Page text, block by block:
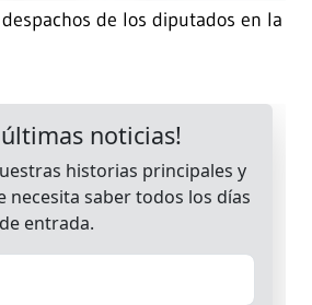
de los diputados en la